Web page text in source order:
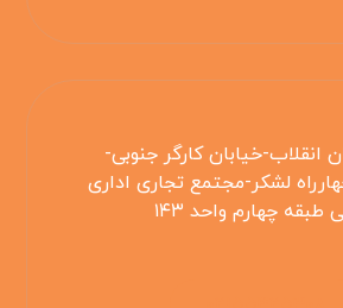
انقلاب-خیابان کارگر جنوبی-
لشکر-مجتمع تجاری اداری
طبقه چهارم واحد ۱۴۳